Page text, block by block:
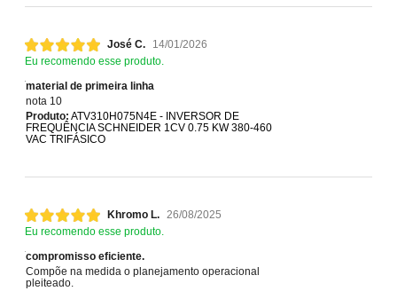
José C.
14/01/2026
Eu recomendo esse produto.
material de primeira linha
nota 10
Produto: ATV310H075N4E - INVERSOR DE
FREQUÊNCIA SCHNEIDER 1CV 0.75 KW 380-460
VAC TRIFÁSICO
Khromo L. 26/08/2025
Eu recomendo esse produto.
compromisso eficiente.
Compõe na medida o planejamento operacional
pleiteado.